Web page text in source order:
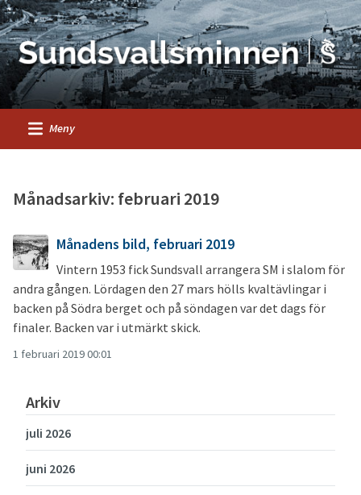
Meny
Månadsarkiv: februari 2019
Månadens bild, februari 2019
Vintern 1953 fick Sundsvall arrangera SM i slalom för
andra gången. Lördagen den 27 mars hölls kvaltävlingar i
backen på Södra berget och på söndagen var det dags för
finaler. Backen var i utmärkt skick.
1 februari 2019 00:01
Arkiv
juli 2026
juni 2026